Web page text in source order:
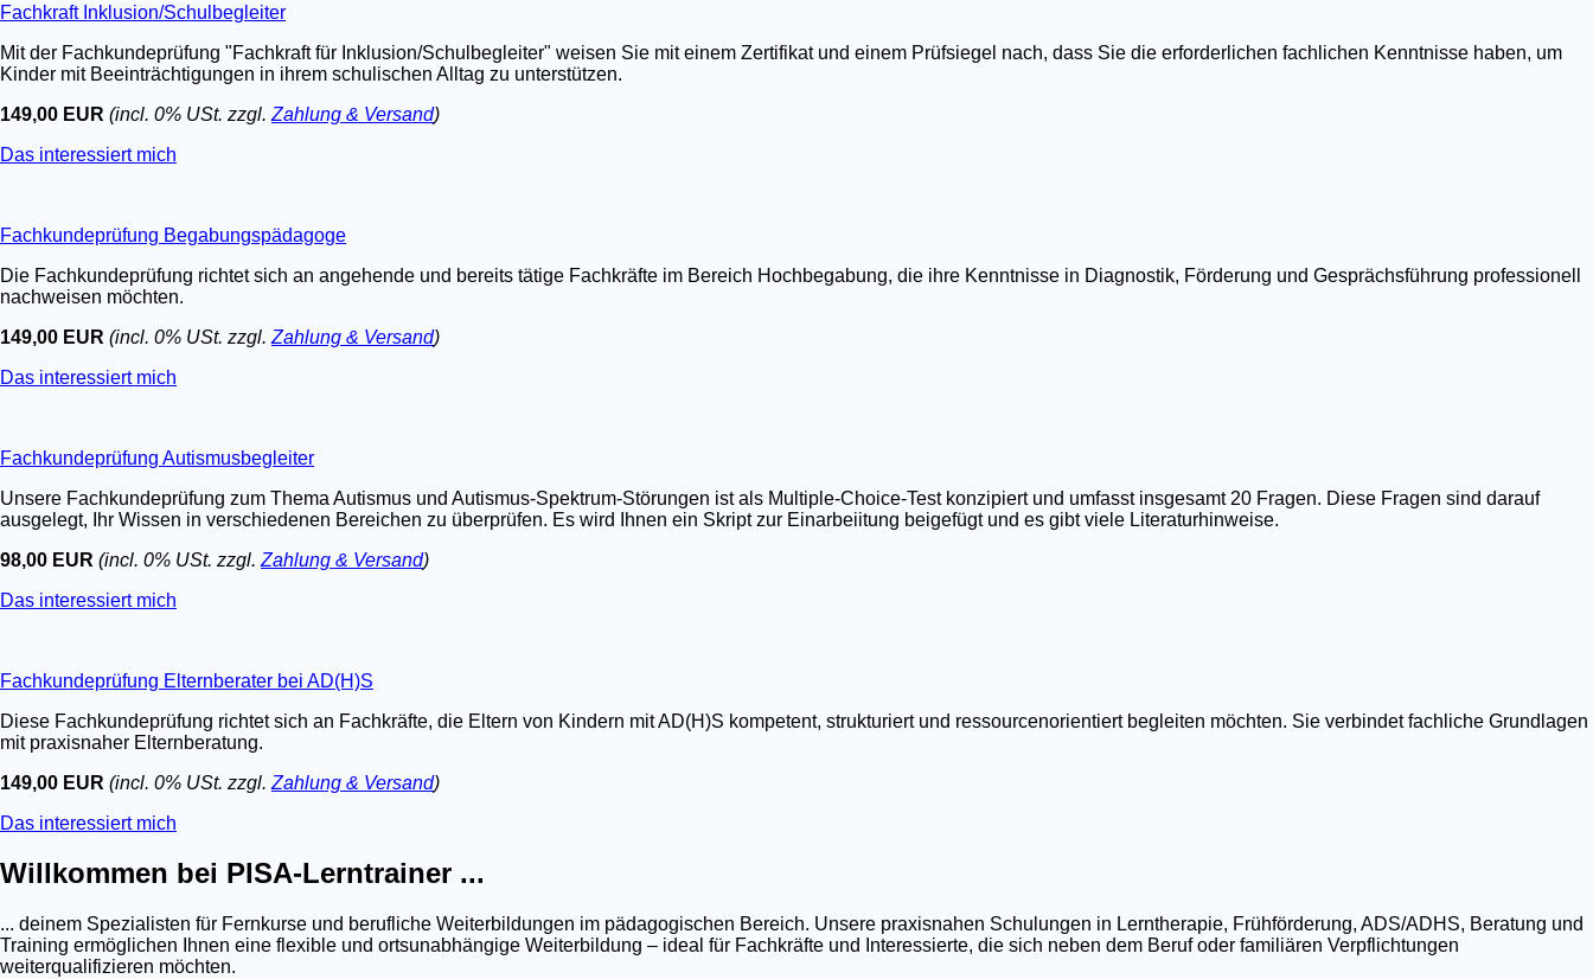
Fachkraft Inklusion/Schulbegleiter
Mit der Fachkundeprüfung "Fachkraft für Inklusion/Schulbegleiter" weisen Sie mit einem Zertifikat und einem Prüfsiegel nach, dass Sie die erforderlichen fachlichen Kenntnisse haben, um
Kinder mit Beeinträchtigungen in ihrem schulischen Alltag zu unterstützen.
149,00 EUR (incl. 0% USt. zzgl. Zahlung & Versand)
Das interessiert mich
Fachkundeprüfung Begabungspädagoge
Die Fachkundeprüfung richtet sich an angehende und bereits tätige Fachkräfte im Bereich Hochbegabung, die ihre Kenntnisse in Diagnostik, Förderung und Gesprächsführung professionell
nachweisen möchten.
149,00 EUR (incl. 0% USt. zzgl. Zahlung & Versand)
Das interessiert mich
Fachkundeprüfung Autismusbegleiter
Unsere Fachkundeprüfung zum Thema Autismus und Autismus-Spektrum-Störungen ist als Multiple-Choice-Test konzipiert und umfasst insgesamt 20 Fragen. Diese Fragen sind darauf
ausgelegt, Ihr Wissen in verschiedenen Bereichen zu überprüfen. Es wird Ihnen ein Skript zur Einarbeiitung beigefügt und es gibt viele Literaturhinweise.
98,00 EUR (incl. 0% USt. zzgl. Zahlung & Versand)
Das interessiert mich
Fachkundeprüfung Elternberater bei AD(H)S
Diese Fachkundeprüfung richtet sich an Fachkräfte, die Eltern von Kindern mit AD(H)S kompetent, strukturiert und ressourcenorientiert begleiten möchten. Sie verbindet fachliche Grundlagen
mit praxisnaher Elternberatung.
149,00 EUR (incl. 0% USt. zzgl. Zahlung & Versand)
Das interessiert mich
Willkommen bei PISA-Lerntrainer ...
... deinem Spezialisten für Fernkurse und berufliche Weiterbildungen im pädagogischen Bereich. Unsere praxisnahen Schulungen in Lerntherapie, Frühförderung, ADS/ADHS, Beratung und
Training ermöglichen Ihnen eine flexible und ortsunabhängige Weiterbildung – ideal für Fachkräfte und Interessierte, die sich neben dem Beruf oder familiären Verpflichtungen
weiterqualifizieren möchten.